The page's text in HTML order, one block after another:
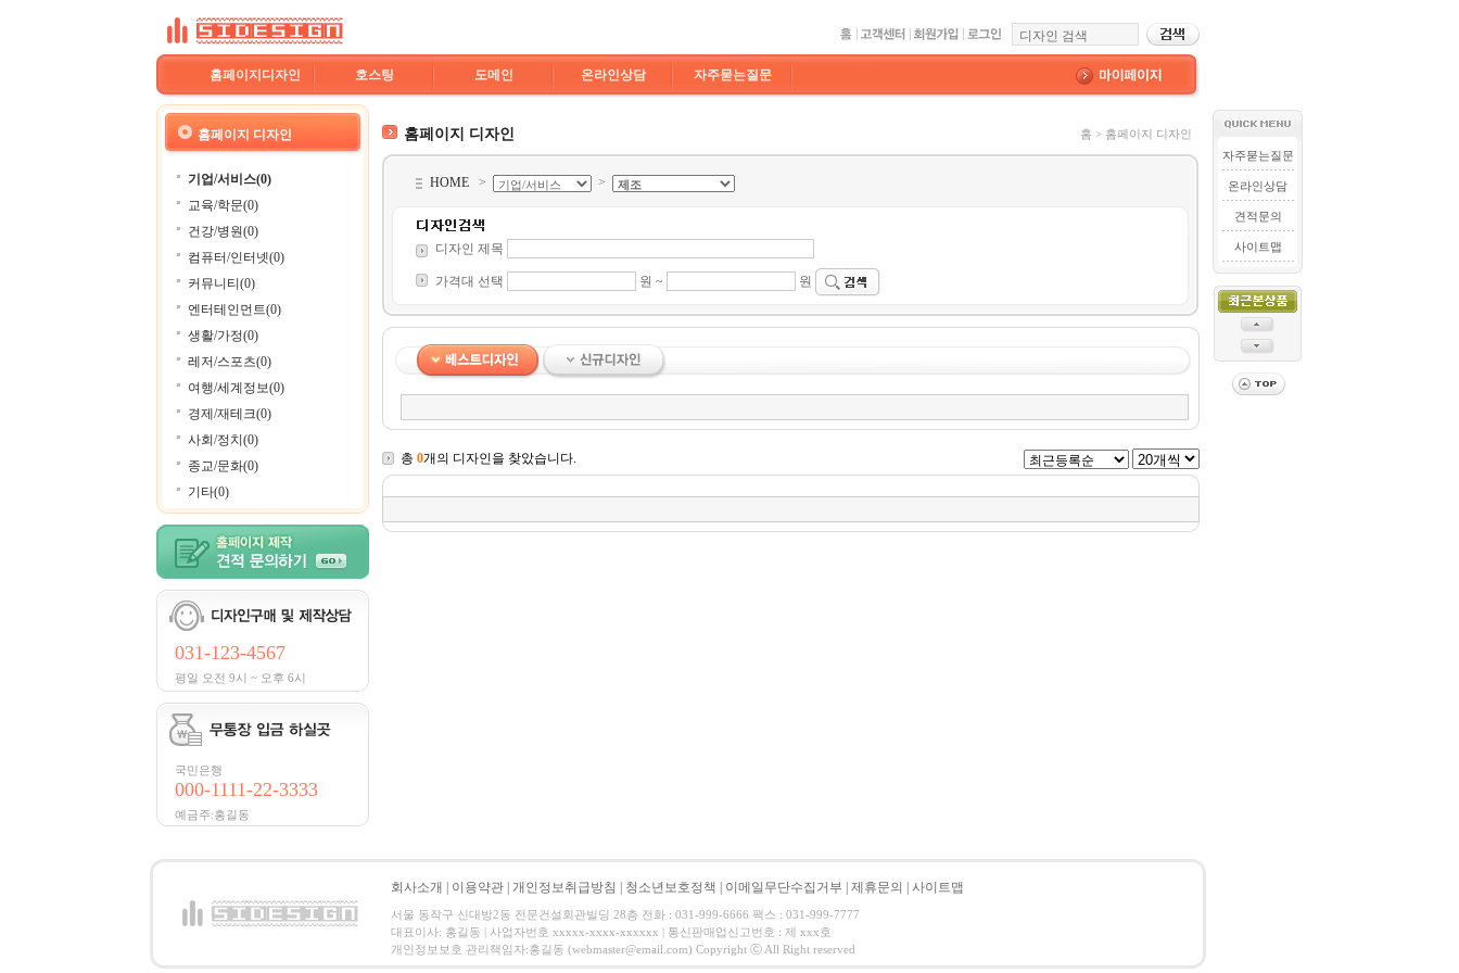
홈페이지디자인 호스팅 도메인 온라인상담 자주묻는질문
홈페이지 디자인
기업/서비스(0)
교육/학문(0)
건강/병원(0)
컴퓨터/인터넷(0)
커뮤니티(0)
엔터테인먼트(0)
생활/가정(0)
레저/스포츠(0)
여행/세계정보(0)
경제/재테크(0)
사회/정치(0)
종교/문화(0)
기타(0)
031-123-4567
평일 오전 9시 ~ 오후 6시
국민은행
000-1111-22-3333
예금주:홍길동
홈페이지 디자인 홈 > 홈페이지 디자인
HOME > >
디자인 제목
가격대 선택 원 ~ 원
총 0개의 디자인을 찾았습니다.
자주묻는질문
온라인상담
견적문의
사이트맵
회사소개 이용약관 개인정보취급방침 청소년보호정책 이메일무단수집거부 제휴문의 사이트맵
서울 동작구 신대방2동 전문건설회관빌딩 28층 전화 : 031-999-6666 팩스 : 031-999-7777
대표이사: 홍길동 | 사업자번호 xxxxx-xxxx-xxxxxx | 통신판매업신고번호 : 제 xxx호
개인정보보호 관리책임자:홍길동 (webmaster@email.com) Copyright ⓒ All Right reserved